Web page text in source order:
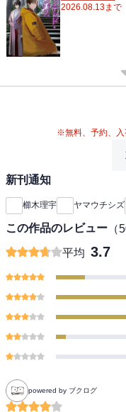
2026.08.13まで
※無料、予約、入
新刊通知
櫛木理宇 ヤマウチシズ
この作品のレビュー （
平均 3.7
powered by ブクログ